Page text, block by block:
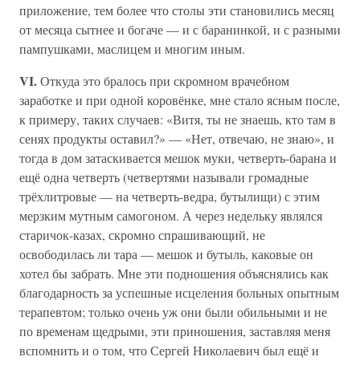
приложение, тем более что столы эти становились месяц
от месяца сытнее и богаче — и с баранинкой, и с разными
пампушками, маслицем и многим иным.
VI.Откуда это бралось при скромном врачебном
заработке и при одной коровёнке, мне стало ясным после,
к примеру, таких случаев: «Витя, ты не знаешь, кто там в
сенях продукты оставил?» — «Нет, отвечаю, не знаю», и
тогда в дом затаскивается мешок муки, четверть-барана и
ещё одна четверть (четвертями называли громадные
трёхлитровые — на четверть-ведра, бутылищи) с этим
мерзким мутным самогоном. А через недельку являлся
старичок-казах, скромно спрашивающий, не
освободилась ли тара — мешок и бутыль, каковые он
хотел бы забрать. Мне эти подношения объяснялись как
благодарность за успешные исцеления больных опытным
терапевтом; только очень уж они были обильными и не
по временам щедрыми, эти приношения, заставляя меня
вспомнить и о том, что Сергей Николаевич был ещё и